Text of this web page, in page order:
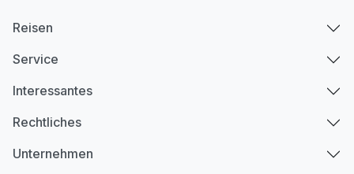
Reisen
Service
Interessantes
Rechtliches
Unternehmen